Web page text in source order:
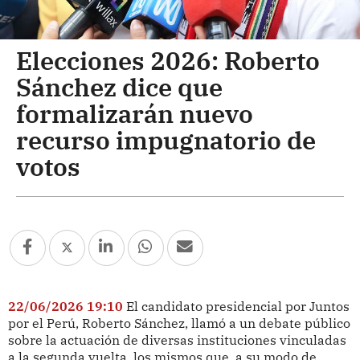
Elecciones 2026: Roberto
Sánchez dice que
formalizarán nuevo
recurso impugnatorio de
votos
22/06/2026 19:10 El candidato presidencial por Juntos
por el Perú, Roberto Sánchez, llamó a un debate público
sobre la actuación de diversas instituciones vinculadas
a la segunda vuelta, los mismos que, a su modo de